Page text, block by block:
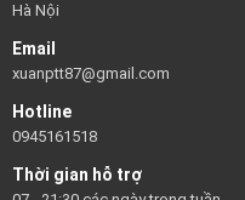
Hà Nội
Email
xuanptt87@gmail.com
Hotline
0945161518
Thời gian hỗ trợ